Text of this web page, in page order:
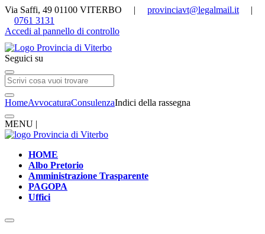
Via Saffi, 49 01100 VITERBO | provinciavt@legalmail.it |
0761 3131
Accedi al pannello di controllo
Seguici su
HomeAvvocaturaConsulenzaIndici della rassegna
MENU |
HOME
Albo Pretorio
Amministrazione Trasparente
PAGOPA
Uffici